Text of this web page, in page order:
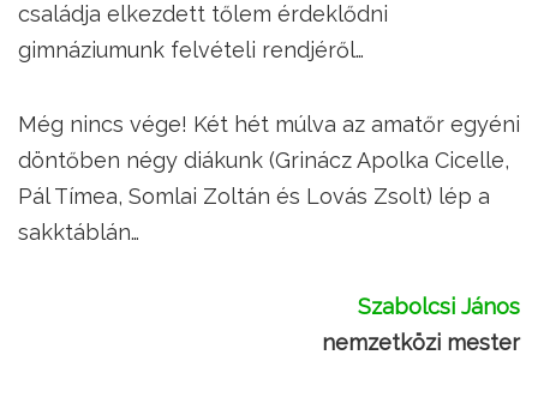
családja elkezdett tőlem érdeklődni
gimnáziumunk felvételi rendjéről…
Még nincs vége! Két hét múlva az amatőr egyéni
döntőben négy diákunk (Grinácz Apolka Cicelle,
Pál Tímea, Somlai Zoltán és Lovás Zsolt) lép a
sakktáblán…
Szabolcsi János
nemzetközi mester